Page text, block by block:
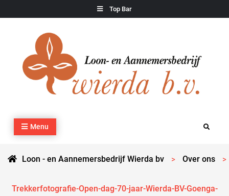
to
Top Bar
Loon – en Aannemersbedrijf Wierda bv
Kraan- en machineverhuur, agrarisch werk, grondverzet,
cultuurtechnisch werk en transport
Menu Search
Loon - en Aannemersbedrijf Wierda bv > Over ons >
Trekkerfotografie-Open-dag-70-jaar-Wierda-BV-Goenga-